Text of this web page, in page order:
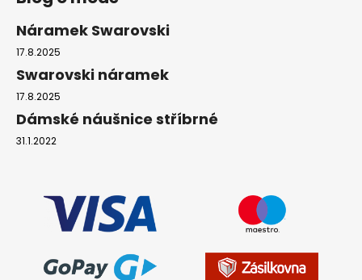
Náramek Swarovski
17.8.2025
Swarovski náramek
17.8.2025
Dámské náušnice stříbrné
31.1.2022